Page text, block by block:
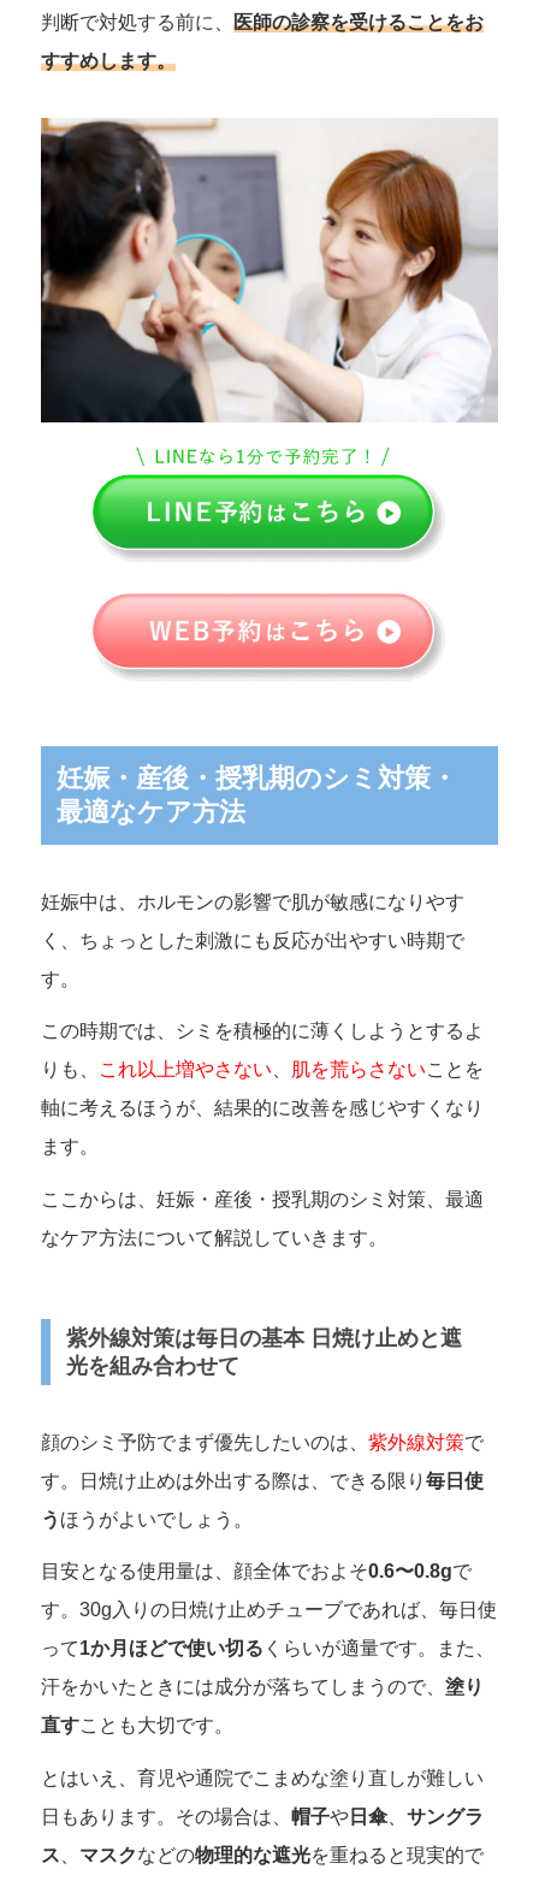
判断で対処する前に、 医師の診察を受けることをお
すすめします。
妊娠・産後・授乳期のシミ対策・
最適なケア方法
妊娠中は、ホルモンの影響で肌が敏感になりやす
く、ちょっとした刺激にも反応が出やすい時期で
す。
この時期では、シミを積極的に薄くしようとするよ
りも、
これ以上増やさない 肌を荒らさないことを
軸に考えるほうが、結果的に改善を感じやすくなり
ます。
ここからは、妊娠・産後・授乳期のシミ対策、最適
なケア方法について解説していきます。
紫外線対策は毎日の基本 日焼け止めと遮
光を組み合わせて
顔のシミ予防でまず優先したいのは、 紫外線対策で
す。日焼け止めは外出する際は、できる限り 毎日使
う ほうがよいでしょう。
目安となる使用量は、顔全体でおよそ0.6〜0.8gで
す。30g入りの日焼け止めチューブであれば、毎日使
って1か月ほどで使い切る くらいが適量です。また、
汗をかいたときには成分が落ちてしまうので、 塗り
直すことも大切です。
とはいえ、育児や通院でこまめな塗り直しが難しい
日もあります。その場合は、 帽子や日傘、 サングラ
ス
マスクなどの物理的な遮光を重ねると現実的で